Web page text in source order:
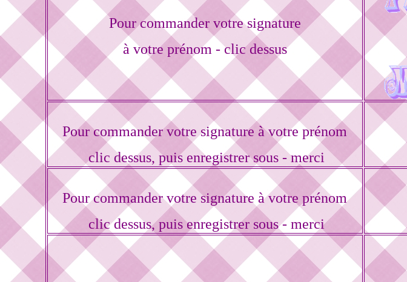
Pour commander votre signature
à votre prénom - clic dessus
Pour commander votre signature à votre prénom
clic dessus, puis enregistrer sous - merci
Pour commander votre signature à votre prénom
clic dessus, puis enregistrer sous - merci